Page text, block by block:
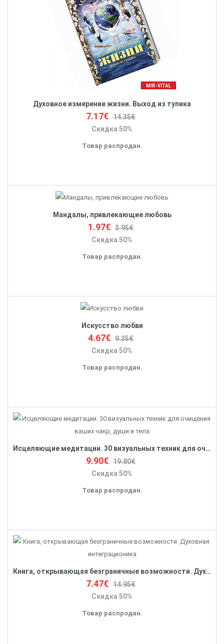
Духовное измерение жизни. Выход из тупика
7.17€ 14.35€
Скидка 50%
Товар распродан.
Мандалы, привлекающие любовь
1.97€ 3.95€
Скидка 50%
Товар распродан.
Искусство любви
4.67€ 9.35€
Скидка 50%
Товар распродан.
Исцеляющие медитации. 30 визуальных техник для очищения ваших чакр, души и тела
9.90€ 19.80€
Скидка 50%
Товар распродан.
Книга, открывающая безграничные возможности. Духовная интеграционика
7.47€ 14.95€
Скидка 50%
Товар распродан.